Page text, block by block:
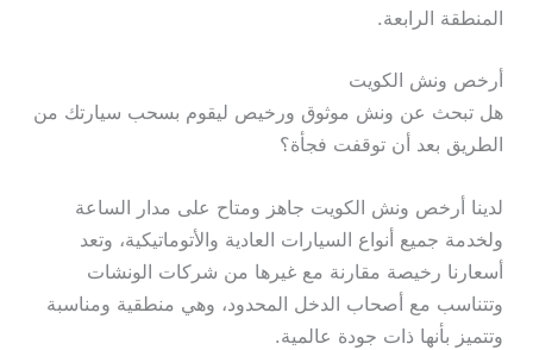
المنطقة الرابعة.
أرخص ونش الكويت
هل تبحث عن ونش موثوق ورخيص ليقوم بسحب سيارتك من
الطريق بعد أن توقفت فجأة؟
لدينا أرخص ونش الكويت جاهز ومتاح على مدار الساعة
ولخدمة جميع أنواع السيارات العادية والأتوماتيكية، وتعد
أسعارنا رخيصة مقارنة مع غيرها من شركات الونشات
وتتناسب مع أصحاب الدخل المحدود، وهي منطقية ومناسبة
وتتميز بأنها ذات جودة عالمية.